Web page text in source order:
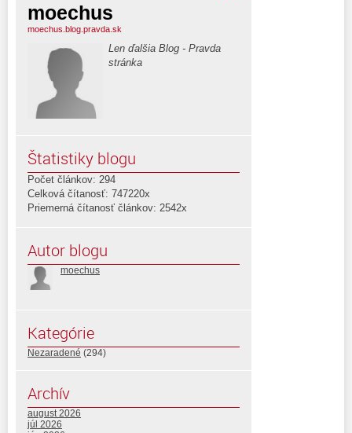
moechus
moechus.blog.pravda.sk
Len ďalšia Blog - Pravda
stránka
Štatistiky blogu
Počet článkov: 294
Celková čítanosť: 747220x
Priemerná čítanosť článkov: 2542x
Autor blogu
moechus
Kategórie
Nezaradené (294)
Archív
august 2026
júl 2026